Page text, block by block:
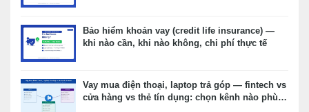
Bảo hiểm khoản vay (credit life insurance) —
khi nào cần, khi nào không, chi phí thực tế
Vay mua điện thoại, laptop trả góp — fintech vs
cửa hàng vs thẻ tín dụng: chọn kênh nào phù